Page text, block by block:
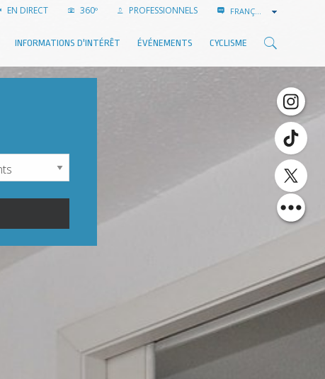
EN DIRECT 360º PROFESSIONNELS FRANÇAIS
INFORMATIONS D'INTÉRÊT ÉVÉNEMENTS CYCLISME